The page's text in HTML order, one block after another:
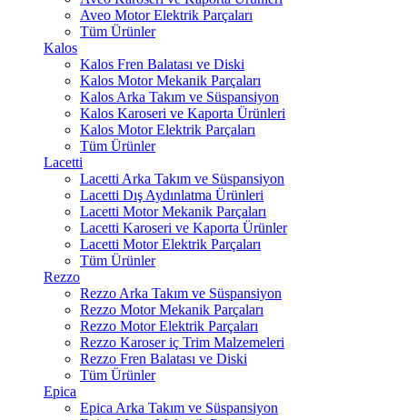
Aveo Motor Elektrik Parçaları
Tüm Ürünler
Kalos
Kalos Fren Balatası ve Diski
Kalos Motor Mekanik Parçaları
Kalos Arka Takım ve Süspansiyon
Kalos Karoseri ve Kaporta Ürünleri
Kalos Motor Elektrik Parçaları
Tüm Ürünler
Lacetti
Lacetti Arka Takım ve Süspansiyon
Lacetti Dış Aydınlatma Ürünleri
Lacetti Motor Mekanik Parçaları
Lacetti Karoseri ve Kaporta Ürünler
Lacetti Motor Elektrik Parçaları
Tüm Ürünler
Rezzo
Rezzo Arka Takım ve Süspansiyon
Rezzo Motor Mekanik Parçaları
Rezzo Motor Elektrik Parçaları
Rezzo Karoser iç Trim Malzemeleri
Rezzo Fren Balatası ve Diski
Tüm Ürünler
Epica
Epica Arka Takım ve Süspansiyon